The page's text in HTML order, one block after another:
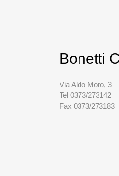
Bonetti
Via Aldo Moro, 3
Tel 0373/273142
Fax 0373/273183